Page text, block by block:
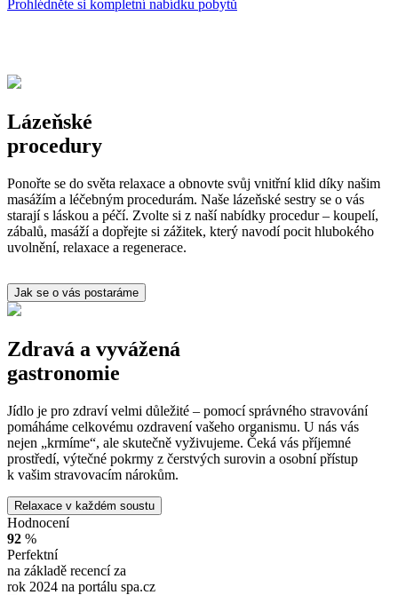
Prohlédněte si kompletní nabídku pobytů
Lázeňské
procedury
Ponořte se do světa relaxace a obnovte svůj vnitřní klid díky našim
masážím a léčebným procedurám. Naše lázeňské sestry se o vás
starají s láskou a péčí. Zvolte si z naší nabídky procedur – koupelí,
zábalů, masáží a dopřejte si zážitek, který navodí pocit hlubokého
uvolnění, relaxace a regenerace.
Jak se o vás postaráme
Zdravá a vyvážená
gastronomie
Jídlo je pro zdraví velmi důležité – pomocí správného stravování
pomáháme celkovému ozdravení vašeho organismu. U nás vás
nejen „krmíme“, ale skutečně vyživujeme. Čeká vás příjemné
prostředí, výtečné pokrmy z čerstvých surovin a osobní přístup
k vašim stravovacím nárokům.
Relaxace v každém soustu
Hodnocení
92 %
Perfektní
na základě recencí za
rok 2024 na portálu spa.cz